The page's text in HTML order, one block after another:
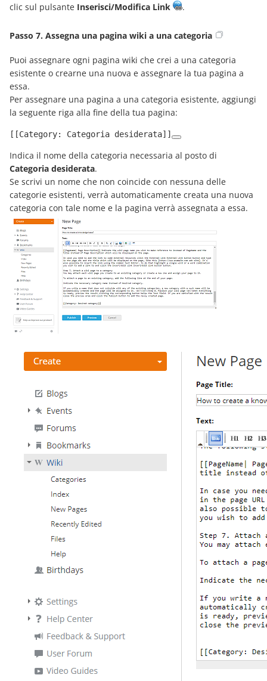
clic sul pulsante Inserisci/Modifica Link .
Passo 7. Assegna una pagina wiki a una categoria
Puoi assegnare ogni pagina wiki che crei a una categoria
esistente o crearne una nuova e assegnare la tua pagina a
essa.
Per assegnare una pagina a una categoria esistente, aggiungi
la seguente riga alla fine della tua pagina:
[[Category: Categoria desiderata]]
Indica il nome della categoria necessaria al posto di
Categoria desiderata.
Se scrivi un nome che non coincide con nessuna delle
categorie esistenti, verrà automaticamente creata una nuova
categoria con tale nome e la pagina verrà assegnata a essa.